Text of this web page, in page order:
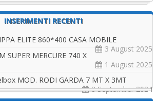
INSERIMENTI RECENTI
ELITE 860*400 CASA MOBILE
3 August 2025
SUPER MERCURE 740 X
1 August 2025
MOD. RODI GARDA 7 MT X 3MT
8 September 2024